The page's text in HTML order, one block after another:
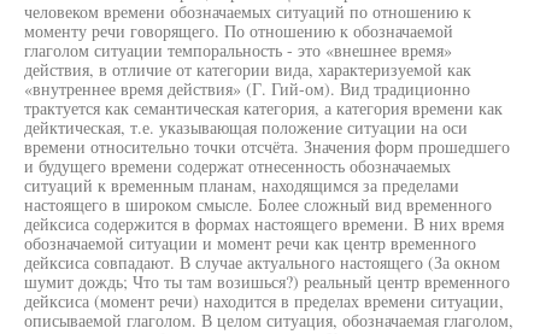
человеком времени обозначаемых ситуаций по отношению к
моменту речи говорящего. По отношению к обозначаемой
глаголом ситуации темпоральность - это «внешнее время»
действия, в отличие от категории вида, характеризуемой как
«внутреннее время действия» (Г. Гий-ом). Вид традиционно
трактуется как семантическая категория, а категория времени как
дейктическая, т.е. указывающая положение ситуации на оси
времени относительно точки отсчёта. Значения форм прошедшего
и будущего времени содержат отнесенность обозначаемых
ситуаций к временным планам, находящимся за пределами
настоящего в широком смысле. Более сложный вид временного
дейксиса содержится в формах настоящего времени. В них время
обозначаемой ситуации и момент речи как центр временного
дейксиса совпадают. В случае актуального настоящего (За окном
шумит дождь; Что ты там возишься?) реальный центр временного
дейксиса (момент речи) находится в пределах времени ситуации,
описываемой глаголом. В целом ситуация, обозначаемая глаголом,